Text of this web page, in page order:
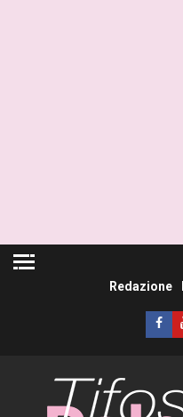
Redazione